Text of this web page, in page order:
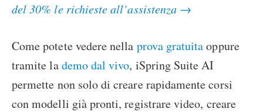
del 30% le richieste all’assistenza →
Come potete vedere nella prova gratuitaoppure
tramite lademo dal vivo, iSpring Suite AI
permette non solo di creare rapidamente corsi
con modelli già pronti, registrare video, creare